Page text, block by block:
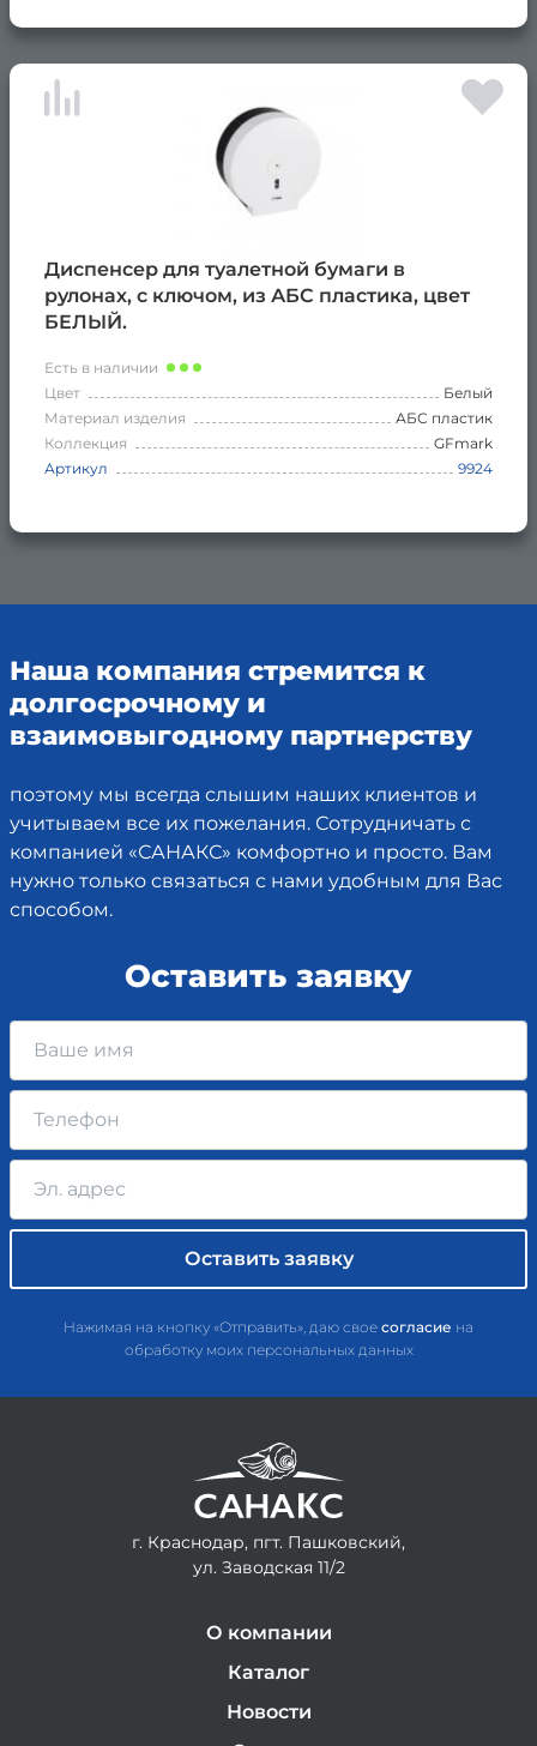
Диспенсер для туалетной бумаги в
рулонах, с ключом, из АБС пластика, цвет
БЕЛЫЙ.
Есть в наличии
Цвет
Белый
Материал изделия
АБС пластик
Коллекция
GFmark
Артикул
9924
Наша компания стремится к
долгосрочному и
взаимовыгодному партнерству
поэтому мы всегда слышим наших клиентов и
учитываем все их пожелания. Сотрудничать с
компанией «САНАКС» комфортно и просто. Вам
нужно только связаться с нами удобным для Вас
способом.
Оставить заявку
Нажимая на кнопку «Отправить», даю свое согласие на
обработку моих персональных данных
г. Краснодар, пгт. Пашковский,
ул. Заводская 11/2
О компании
Каталог
Новости